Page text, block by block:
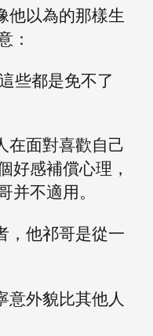
他以為的那樣生
：
些都是免不了
在面對喜歡自己
好感補償心理，
不適用。
，他祁哥是從一
意外貌比其他人